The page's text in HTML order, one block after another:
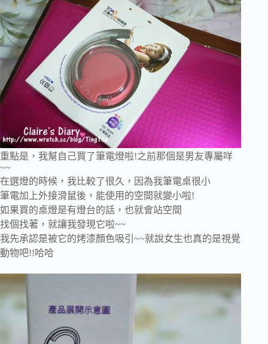
重點是，我幫自己買了筆電燈啦!之前那個是男友專屬咩
~~
在選燈的時候，我比較了很久，因為我筆電桌很小
筆電加上外接滑鼠後，能使用的空間就變小啦!
如果買的桌燈是有燈台的話，也就會站空間
找個找著，就讓我發現它啦~~
我先承認是被它的烤漆顏色吸引~~就說女生也真的是視覺
動物吧!!哈哈